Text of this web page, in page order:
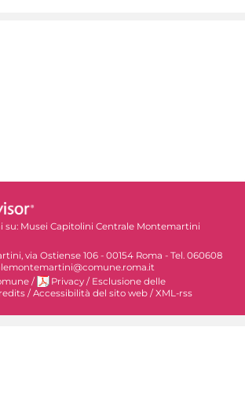
su: Musei Capitolini Centrale Montemartini
via Ostiense 106 - 00154 Roma - Tel. 060608
/ Privacy / Esclusione delle
/Accessibilità del sito web /XML-rss